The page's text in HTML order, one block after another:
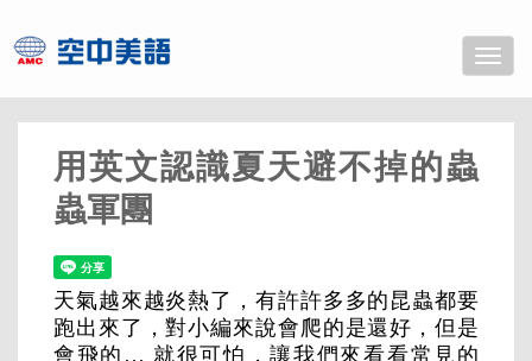
Toggle
用英文認識夏天避不掉的蟲
蟲軍團
天氣越來越炎熱了，有許許多多的昆蟲都要
跑出來了，對小編來說會爬的是還好，但是
會飛的… 就很可怕，讓我們來看看常見的